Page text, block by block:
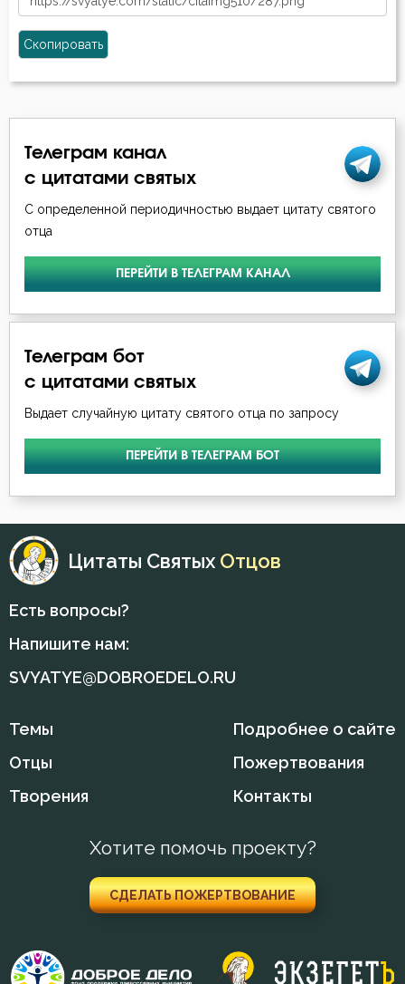
Скопировать
Телеграм канал
с цитатами святых
С определенной периодичностью выдает цитату святого
отца
ПЕРЕЙТИ В ТЕЛЕГРАМ КАНАЛ
Телеграм бот
с цитатами святых
Выдает случайную цитату святого отца по запросу
ПЕРЕЙТИ В ТЕЛЕГРАМ БОТ
Цитаты Святых Отцов
Есть вопросы?
Напишите нам:
SVYATYE@DOBROEDELO.RU
Темы
Отцы
Творения
Подробнее о сайте
Пожертвования
Контакты
Хотите помочь проекту?
СДЕЛАТЬ ПОЖЕРТВОВАНИЕ